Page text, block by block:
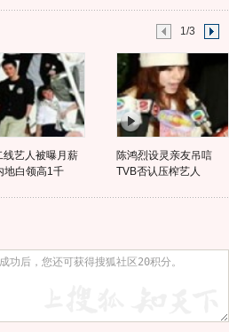
1/3
线艺人被曝月薪
地白领高1千
陈鸿烈设灵亲友吊唁
TVB否认压榨艺人